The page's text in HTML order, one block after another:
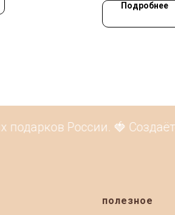
Подробнее
России. 🍓
полезное